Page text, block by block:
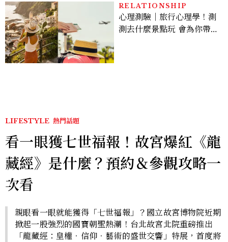
RELATIONSHIP
心理測驗｜旅行心理學！測
測去什麼景點玩 會為你帶來
LIFESTYLE 熱門話題
看一眼獲七世福報！故宮爆紅《龍
藏經》是什麼？預約＆參觀攻略一
次看
親眼看一眼就能獲得「七世福報」？國立故宮博物院近期
掀起一股強烈的國寶朝聖熱潮！台北故宮北院重磅推出
「龍藏經：皇權．信仰．藝術的盛世交響」特展，首度將